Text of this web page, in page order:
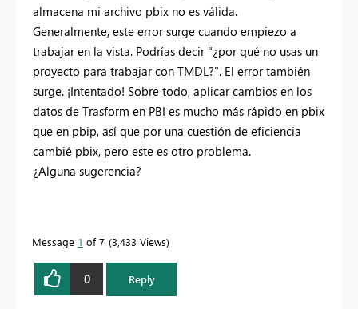
almacena mi archivo pbix no es válida.
Generalmente, este error surge cuando empiezo a
trabajar en la vista. Podrías decir "¿por qué no usas un
proyecto para trabajar con TMDL?". El error también
surge. ¡Intentado! Sobre todo, aplicar cambios en los
datos de Trasform en PBI es mucho más rápido en pbix
que en pbip, así que por una cuestión de eficiencia
cambié pbix, pero este es otro problema.
¿Alguna sugerencia?
Message 1 of 7 3,433 Views
0 Reply